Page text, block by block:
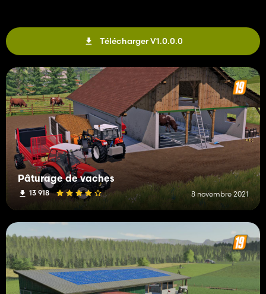
Télécharger V1.0.0.0
Pâturage de vaches
13 918 8 novembre 2021